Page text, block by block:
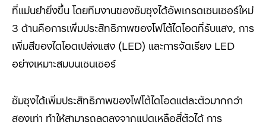
ที่แม่นยำยิ่งขึ้น โดยทีมงานของซัมซุงได้อัพเกรดเซนเซอร์ใหม่
3 ด้านคือการเพิ่มประสิทธิภาพของโฟโต้ไดโอดที่รับแสง, การ
เพิ่มสีของไดโอดเปล่งแสง (LED) และการจัดเรียง LED
อย่างเหมาะสมบนเซนเซอร์
ซัมซุงได้เพิ่มประสิทธิภาพของโฟโต้ไดโอดแต่ละตัวมากกว่า
สองเท่า ทำให้สามารถลดลงจากแปดเหลือสี่ตัวได้ การ